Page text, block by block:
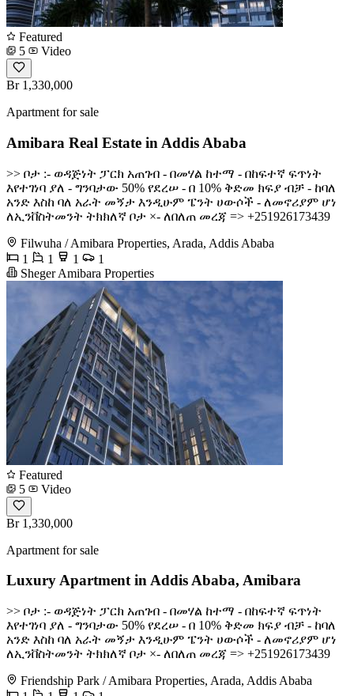
Featured
5
Video
Br 1,330,000
Apartment for sale
Amibara Real Estate in Addis Ababa
>> ቦታ :- ወዳጅነት ፓርክ አጠገብ - በመሃል ከተማ - በከፍተኛ ፍጥነት
እየተገነባ ያለ - ግንባታው 50% የደረሠ - በ 10% ቅድመ ክፍያ ብቻ - ከባለ
አንድ እስከ ባለ አራት መኝታ እንዲሁም ፔንት ሀውሶች - ለመኖሪያም ሆነ
ለኢንቨስትመንት ትክክለኛ ቦታ ×- ለበለጠ መረጃ => +251926173439
Filwuha / Amibara Properties, Arada, Addis Ababa
1
1 1
1
Sheger Amibara Properties
Featured
5
Video
Br 1,330,000
Apartment for sale
Luxury Apartment in Addis Ababa, Amibara
>> ቦታ :- ወዳጅነት ፓርክ አጠገብ - በመሃል ከተማ - በከፍተኛ ፍጥነት
እየተገነባ ያለ - ግንባታው 50% የደረሠ - በ 10% ቅድመ ክፍያ ብቻ - ከባለ
አንድ እስከ ባለ አራት መኝታ እንዲሁም ፔንት ሀውሶች - ለመኖሪያም ሆነ
ለኢንቨስትመንት ትክክለኛ ቦታ ×- ለበለጠ መረጃ => +251926173439
Friendship Park / Amibara Properties, Arada, Addis Ababa